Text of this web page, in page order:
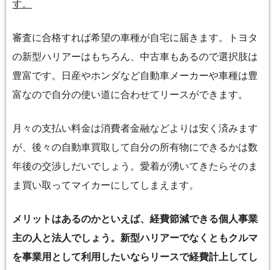
す。
審査に合格すれば希望の車種が自宅に届きます。トヨタ
の新型ハリアーはもちろん、中古車もあるので選択肢は
豊富です。日産やホンダなど自動車メーカーや車種は豊
富なので自分の使い道に合わせてリースができます。
月々の支払い料金は消費者金融などよりは安く済みます
が、後々の自動車買取して自分の所有物にできるかは数
年後の交渉しだいでしょう。愛着が湧いてきたらそのま
ま買い取ってマイカーにしてしまえます。
メリットはあるのかといえば、経費節減できる個人事業
主の人と法人でしょう。新型ハリアーでなくともクルマ
を事業用として利用したいならリースで経費計上してし